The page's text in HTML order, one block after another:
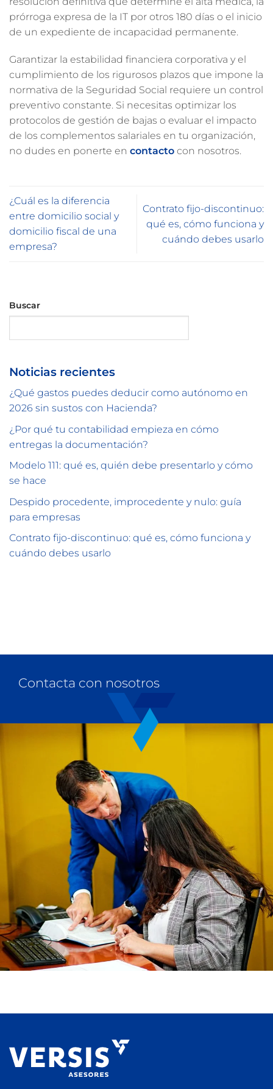
prórroga expresa de la IT por otros 180 días o el inicio
de un expediente de incapacidad permanente.
Garantizar la estabilidad financiera corporativa y el
cumplimiento de los rigurosos plazos que impone la
normativa de la Seguridad Social requiere un control
preventivo constante. Si necesitas optimizar los
protocolos de gestión de bajas o evaluar el impacto
de los complementos salariales en tu organización,
no dudes en ponerte en contacto con nosotros.
¿Cuál es la diferencia
entre domicilio social y
domicilio fiscal de una
empresa?
Contrato fijo-discontinuo:
qué es, cómo funciona y
cuándo debes usarlo
Buscar
Noticias recientes
¿Qué gastos puedes deducir como autónomo en
2026 sin sustos con Hacienda?
¿Por qué tu contabilidad empieza en cómo
entregas la documentación?
Modelo 111: qué es, quién debe presentarlo y cómo
se hace
Despido procedente, improcedente y nulo: guía
para empresas
Contrato fijo-discontinuo: qué es, cómo funciona y
cuándo debes usarlo
Contacta con nosotros